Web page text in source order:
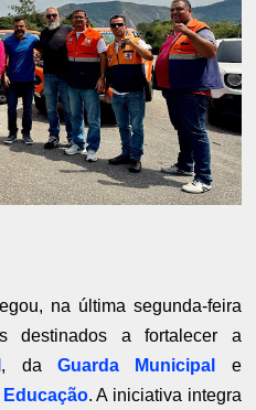
na última segunda-feira
destinados a fortalecer a
, da Guarda Municipal
e
. A iniciativa integra